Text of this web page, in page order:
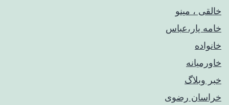
خالقی ، مینو
خامه یار،عباس
خانواده
خاورمیانه
خبر وبلاگ
خراسان رضوی